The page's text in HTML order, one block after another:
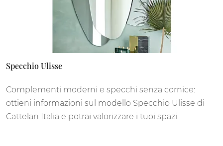
Specchio Ulisse
Complementi moderni e specchi senza cornice:
ottieni informazioni sul modello Specchio Ulisse di
Cattelan Italia e potrai valorizzare i tuoi spazi.